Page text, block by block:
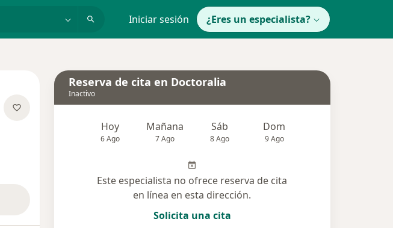
Iniciar sesión ¿Eres un especialista?
Reserva de cita en Doctoralia
Inactivo
Hoy
6 Ago
Mañana
7 Ago
Sáb
8 Ago
Dom
9 Ago
Este especialista no ofrece reserva de cita
en línea en esta dirección.
Solicita una cita